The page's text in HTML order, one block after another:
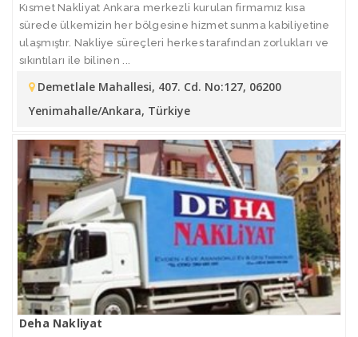
Kısmet Nakliyat Ankara merkezli kurulan firmamız kısa
sürede ülkemizin her bölgesine hizmet sunma kabiliyetine
ulaşmıştır. Nakliye süreçleri herkes tarafından zorlukları ve
sıkıntıları ile bilinen ...
Demetlale Mahallesi, 407. Cd. No:127, 06200
Yenimahalle/Ankara, Türkiye
Deha Nakliyat